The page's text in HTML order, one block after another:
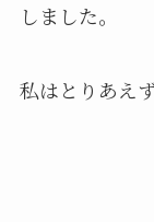
しました。
私はとりあえ